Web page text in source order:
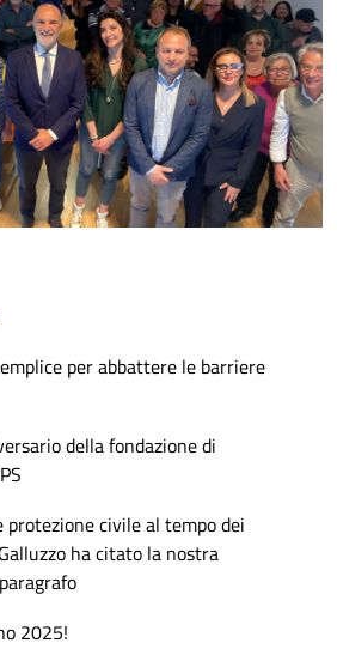
per abbattere le barriere
della fondazione di
protezione civile al tempo dei
ha citato la nostra
2025!